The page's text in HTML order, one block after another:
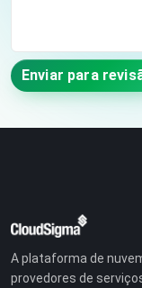
Enviar para
A plataforma de
provedores de